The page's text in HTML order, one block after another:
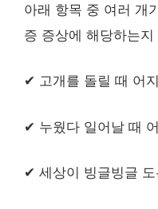
아래 항목 중 여러 개
증 증상에 해당하는
✔ 고개를 돌릴 때 어
✔ 누웠다 일어날 때
✔ 세상이 빙글빙글